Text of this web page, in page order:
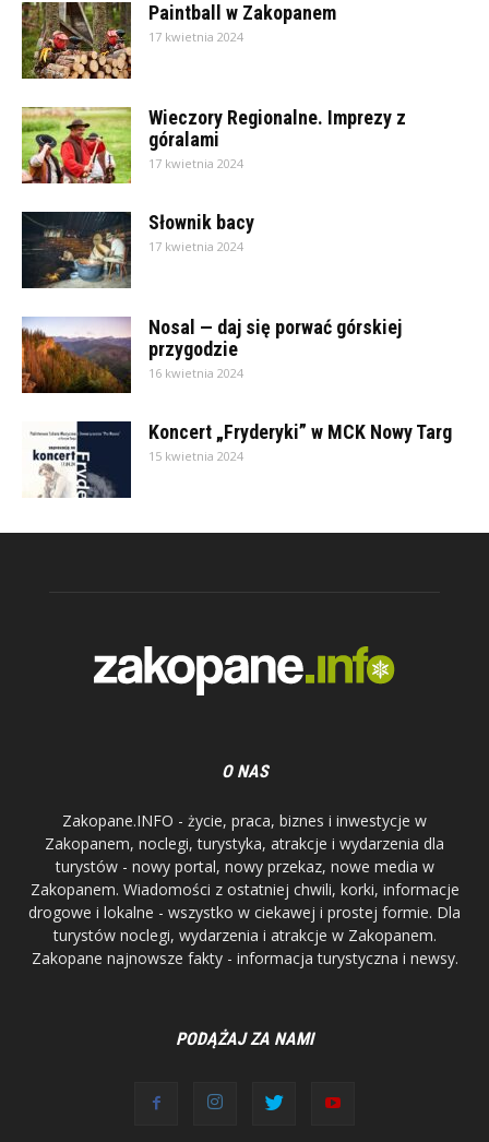
Paintball w Zakopanem
17 kwietnia 2024
Wieczory Regionalne. Imprezy z
góralami
17 kwietnia 2024
Słownik bacy
17 kwietnia 2024
Nosal — daj się porwać górskiej
przygodzie
16 kwietnia 2024
Koncert „Fryderyki” w MCK Nowy Targ
15 kwietnia 2024
O NAS
Zakopane.INFO - życie, praca, biznes i inwestycje w
Zakopanem, noclegi, turystyka, atrakcje i wydarzenia dla
turystów - nowy portal, nowy przekaz, nowe media w
Zakopanem. Wiadomości z ostatniej chwili, korki, informacje
drogowe i lokalne - wszystko w ciekawej i prostej formie. Dla
turystów noclegi, wydarzenia i atrakcje w Zakopanem.
Zakopane najnowsze fakty - informacja turystyczna i newsy.
PODĄŻAJ ZA NAMI